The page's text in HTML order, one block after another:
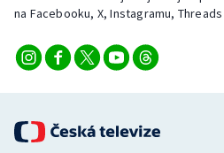
Rychlobruslení
Rychlostní kanoistika
na Facebooku, X, Instagramu,